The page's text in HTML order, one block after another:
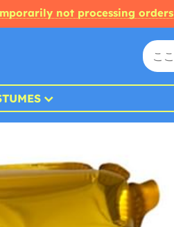
not processing orders